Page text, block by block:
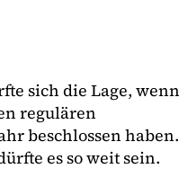
sich die Lage, wenn
regulären
beschlossen haben.
es so weit sein.